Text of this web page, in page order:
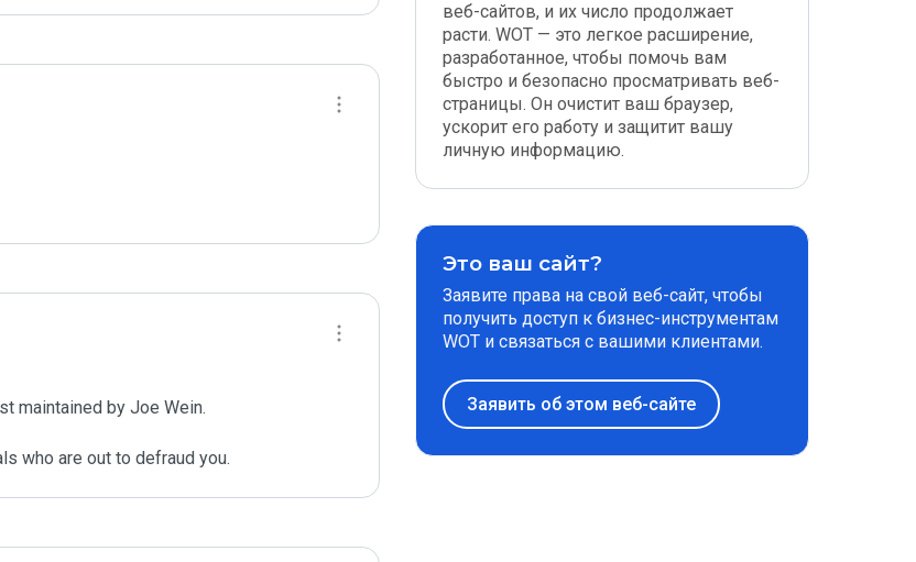
maintained by Joe Wein.
who are out to defraud you.
веб-сайтов, и их число продолжает
расти. WOT — это легкое расширение,
разработанное, чтобы помочь вам
быстро и безопасно просматривать веб-
страницы. Он очистит ваш браузер,
ускорит его работу и защитит вашу
личную информацию.
Это ваш сайт?
Заявите права на свой веб-сайт, чтобы
получить доступ к бизнес-инструментам
WOT и связаться с вашими клиентами.
Заявить об этом веб-сайте